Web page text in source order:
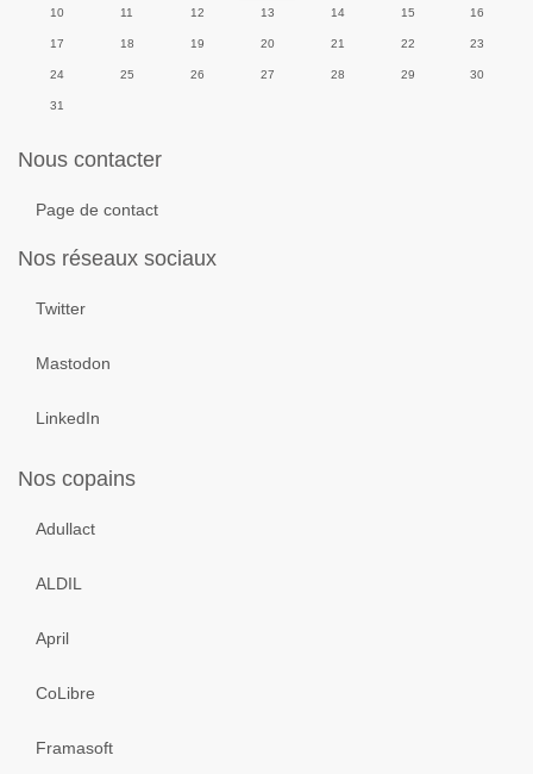
10 11 12 13 14 15 16
17 18 19 20 21 22 23
24 25 26 27 28 29 30
31
Nous contacter
Page de contact
Nos réseaux sociaux
Twitter
Mastodon
LinkedIn
Nos copains
Adullact
ALDIL
April
CoLibre
Framasoft